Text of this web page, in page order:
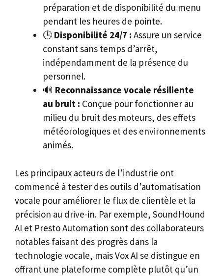
préparation et de disponibilité du menu
pendant les heures de pointe.
🕒 Disponibilité 24/7 : Assure un service
constant sans temps d’arrêt,
indépendamment de la présence du
personnel.
🔊 Reconnaissance vocale résiliente
au bruit : Conçue pour fonctionner au
milieu du bruit des moteurs, des effets
météorologiques et des environnements
animés.
Les principaux acteurs de l’industrie ont
commencé à tester des outils d’automatisation
vocale pour améliorer le flux de clientèle et la
précision au drive-in. Par exemple, SoundHound
AI et Presto Automation sont des collaborateurs
notables faisant des progrès dans la
technologie vocale, mais Vox AI se distingue en
offrant une plateforme complète plutôt qu’un